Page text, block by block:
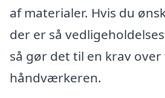
af materialer. Hvis du
der er så
så gør det til en krav
håndværkeren.